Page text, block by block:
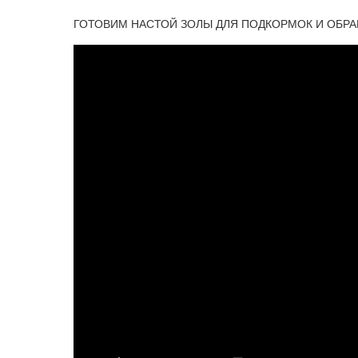
ГОТОВИМ НАСТОЙ ЗОЛЫ ДЛЯ ПОДКОРМОК И